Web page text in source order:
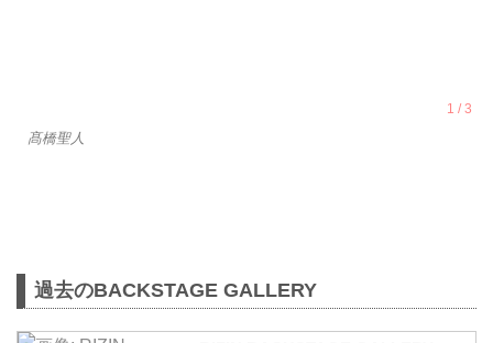
髙橋聖人
過去のBACKSTAGE GALLERY